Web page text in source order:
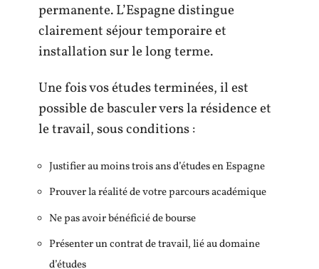
permanente. L’Espagne distingue
clairement séjour temporaire et
installation sur le long terme.
Une fois vos études terminées, il est
possible de basculer vers la résidence et
le travail, sous conditions :
Justifier au moins trois ans d’études en Espagne
Prouver la réalité de votre parcours académique
Ne pas avoir bénéficié de bourse
Présenter un contrat de travail, lié au domaine
d’études